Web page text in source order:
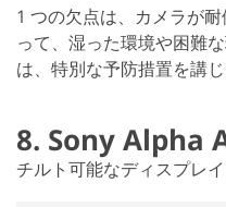
1 つの欠点は、カメラが
って、湿った環境や困難
は、特別な予防措置を講
8. Sony Alpha
チルト可能なディスプレイ